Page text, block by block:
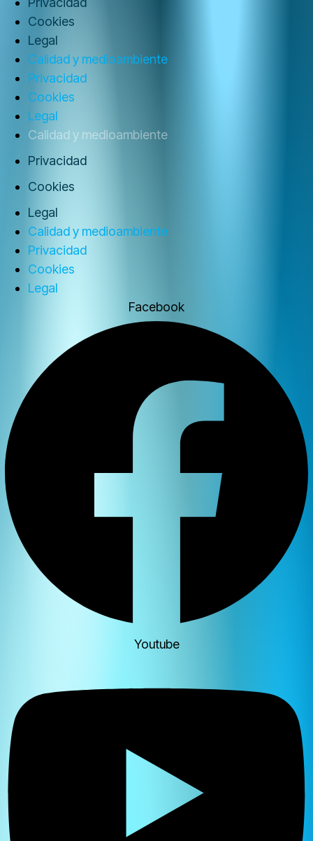
Cookies
Legal
Calidad y medioambiente
Privacidad
Cookies
Legal
Calidad y medioambiente
Privacidad
Cookies
Legal
Calidad y medioambiente
Privacidad
Cookies
Legal
Facebook
Youtube